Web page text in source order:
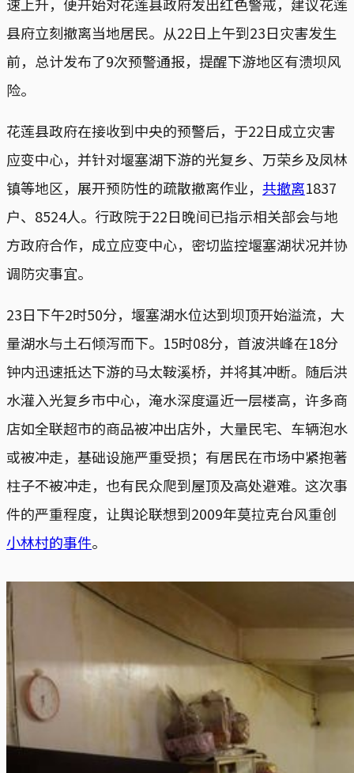
县府立刻撤离当地居民。从22日上午到23日灾害发生
前，总计发布了9次预警通报，提醒下游地区有溃坝风
险。
花莲县政府在接收到中央的预警后，于22日成立灾害
应变中心，并针对堰塞湖下游的光复乡、万荣乡及凤林
镇等地区，展开预防性的疏散撤离作业， 共撤离1837
户、8524人。行政院于22日晚间已指示相关部会与地
方政府合作，成立应变中心，密切监控堰塞湖状况并协
调防灾事宜。
23日下午2时50分，堰塞湖水位达到坝顶开始溢流，大
量湖水与土石倾泻而下。15时08分，首波洪峰在18分
钟内迅速抵达下游的马太鞍溪桥，并将其冲断。随后洪
水灌入光复乡市中心，淹水深度逼近一层楼高，许多商
店如全联超市的商品被冲出店外，大量民宅、车辆泡水
或被冲走，基础设施严重受损；有居民在市场中紧抱著
柱子不被冲走，也有民众爬到屋顶及高处避难。这次事
件的严重程度，让舆论联想到2009年莫拉克台风重创
小林村的事件。